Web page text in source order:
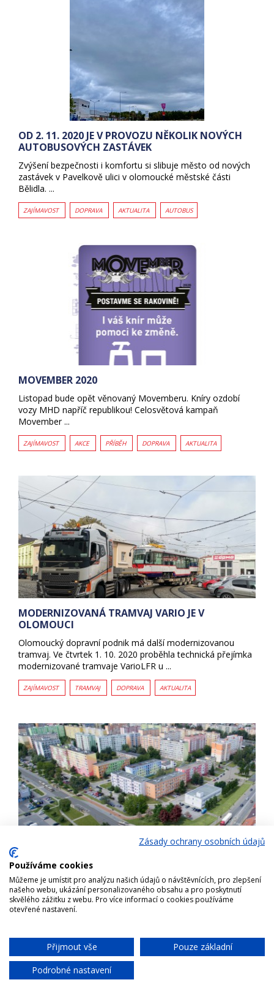
OD 2. 11. 2020 JE V PROVOZU NĚKOLIK NOVÝCH
AUTOBUSOVÝCH ZASTÁVEK
Zvýšení bezpečnosti i komfortu si slibuje město od nových
zastávek v Pavelkově ulici v olomoucké městské části
Bělidla. ...
ZAJÍMAVOST DOPRAVA AKTUALITA AUTOBUS
MOVEMBER 2020
Listopad bude opět věnovaný Movemberu. Kníry ozdobí
vozy MHD napříč republikou! Celosvětová kampaň
Movember ...
ZAJÍMAVOST AKCE PŘÍBĚH DOPRAVA AKTUALITA
MODERNIZOVANÁ TRAMVAJ VARIO JE V
OLOMOUCI
Olomoucký dopravní podnik má další modernizovanou
tramvaj. Ve čtvrtek 1. 10. 2020 proběhla technická přejímka
modernizované tramvaje VarioLFR u ...
ZAJÍMAVOST TRAMVAJ DOPRAVA AKTUALITA
TRAMVAJOVOU TRAŤ ČEKÁ NOVÁ SOUTĚŽ
ZAJÍMAVOST TRAMVAJ DOPRAVA AKTUALITA
Chat
Zásady ochrany osobních údajů
Používáme cookies
Můžeme je umístit pro analýzu našich údajů o návštěvnících, pro zlepšení
našeho webu, ukázání personalizovaného obsahu a pro poskytnutí
skvělého zážitku z webu. Pro více informací o cookies používáme
otevřené nastavení.
Přijmout vše
Pouze základní
Podrobné nastavení